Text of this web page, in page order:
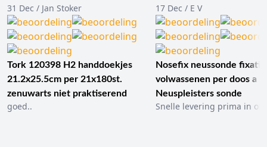
31 Dec / Jan Stoker
Tork 120398 H2 handdoekjes
21.2x25.5cm per 21x180st.
zenuwarts niet praktiserend
goed..
17 Dec / E V
Nosefix neussonde
volwassenen per doos a
Neuspleisters sonde
Snelle levering prima in